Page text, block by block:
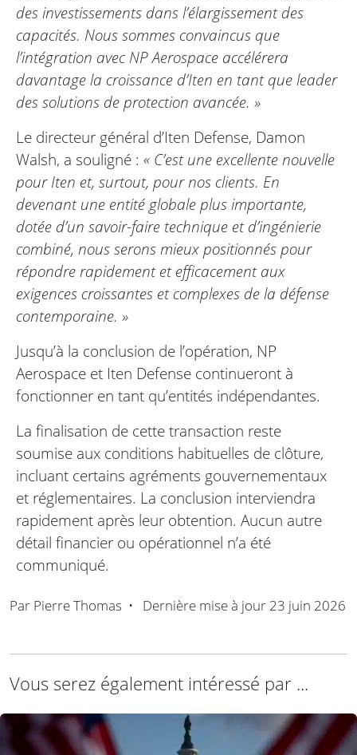
des investissements dans l’élargissement des
capacités. Nous sommes convaincus que
l’intégration avec NP Aerospace accélérera
davantage la croissance d’Iten en tant que leader
des solutions de protection avancée. »
Le directeur général d’Iten Defense, Damon
Walsh, a souligné : « C’est une excellente nouvelle
pour Iten et, surtout, pour nos clients. En
devenant une entité globale plus importante,
dotée d’un savoir-faire technique et d’ingénierie
combiné, nous serons mieux positionnés pour
répondre rapidement et efficacement aux
exigences croissantes et complexes de la défense
contemporaine. »
Jusqu’à la conclusion de l’opération, NP
Aerospace et Iten Defense continueront à
fonctionner en tant qu’entités indépendantes.
La finalisation de cette transaction reste
soumise aux conditions habituelles de clôture,
incluant certains agréments gouvernementaux
et réglementaires. La conclusion interviendra
rapidement après leur obtention. Aucun autre
détail financier ou opérationnel n’a été
communiqué.
Par Pierre Thomas • Dernière mise à jour 23 juin 2026
Vous serez également intéressé par ...